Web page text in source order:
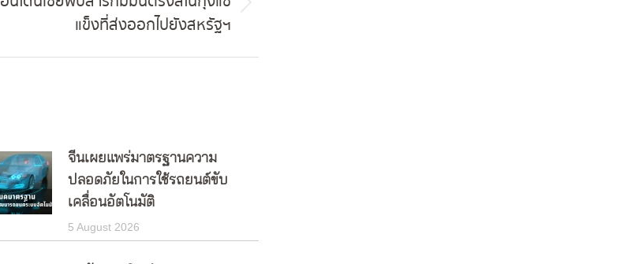
แข็งที่ส่งออกไปยังสหรัฐฯ
จีนเผยแพร่มาตรฐานความ
ปลอดภัยในการใช้รถยนต์ขับ
เคลื่อนอัตโนมัติ
5 August 2026